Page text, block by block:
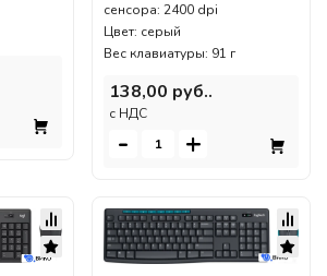
сенсора: 2400 dpi
Цвет: серый
Вес клавиатуры: 91 г
138,00 руб..
c НДС
- +